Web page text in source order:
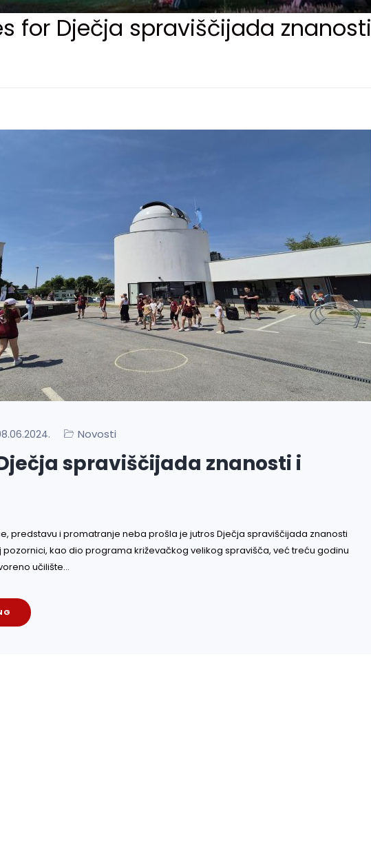
for Dječja spraviščijada znanosti
Novosti
spraviščijada znanosti i
predstavu i promatranje neba prošla je jutros Dječja spraviščijada znanosti
pozornici, kao dio programa križevačkog velikog spravišča, već treću godinu
učilište…